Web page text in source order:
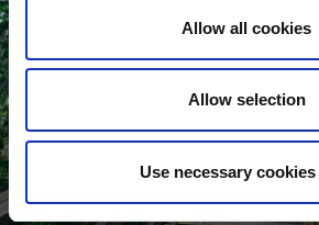
Allow all cookies
Allow selection
Use necessary
Wanderweg
Wanderung durch märchenhafte Wildnis.
Weiterlesen